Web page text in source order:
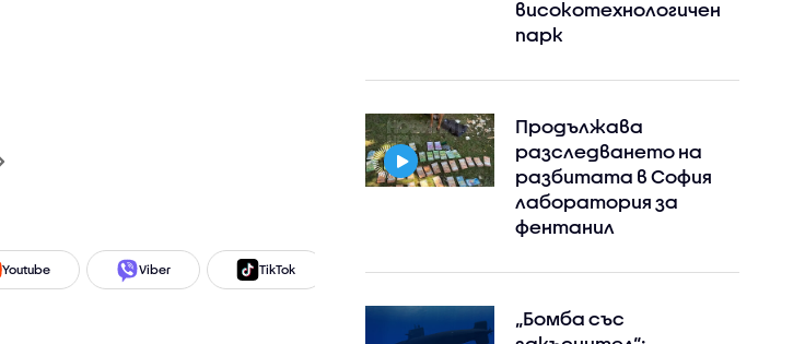
Youtube Viber TikTok Instagram Facebook
високотехнологичен
парк
Продължава
разследването на
разбитата в София
лаборатория за
фентанил
„Бомба със